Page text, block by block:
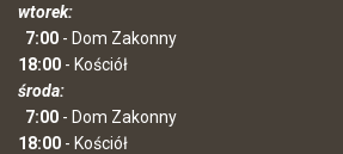
wtorek:
7:00 - Dom Zakonny
18:00 - Kościół
środa:
7:00 - Dom Zakonny
18:00 - Kościół